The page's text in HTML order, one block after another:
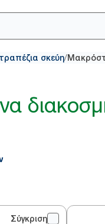
σκεύη/
Σύγκριση